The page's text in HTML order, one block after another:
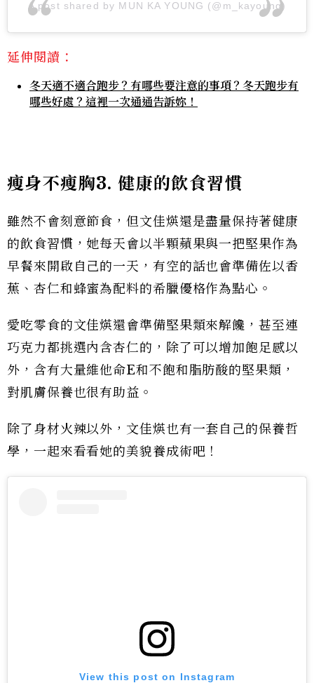
A post shared by MUN KA YOUNG (@m_kayoung)
延伸閱讀：
冬天適不適合跑步？有哪些要注意的事項？冬天跑步有
哪些好處？這裡一次通通告訴妳！
瘦身不瘦胸3. 健康的飲食習慣
雖然不會刻意節食，但文佳煐還是盡量保持著健康
的飲食習慣，她每天會以半顆蘋果與一把堅果作為
早餐來開啟自己的一天，有空的話也會準備佐以香
蕉、杏仁和蜂蜜為配料的希臘優格作為點心。
愛吃零食的文佳煐還會準備堅果類來解饞，甚至連
巧克力都挑選內含杏仁的，除了可以增加飽足感以
外，含有大量維他命E和不飽和脂肪酸的堅果類，
對肌膚保養也很有助益。
除了身材火辣以外，文佳煐也有一套自己的保養哲
學，一起來看看她的美貌養成術吧！
View this post on Instagram